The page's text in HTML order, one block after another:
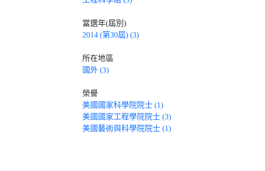
當選年(屆別)
2014 (第30屆) (3)
所在地區
國外 (3)
榮譽
美國國家科學院院士 (1)
美國國家工程學院院士 (3)
美國藝術與科學院院士 (1)